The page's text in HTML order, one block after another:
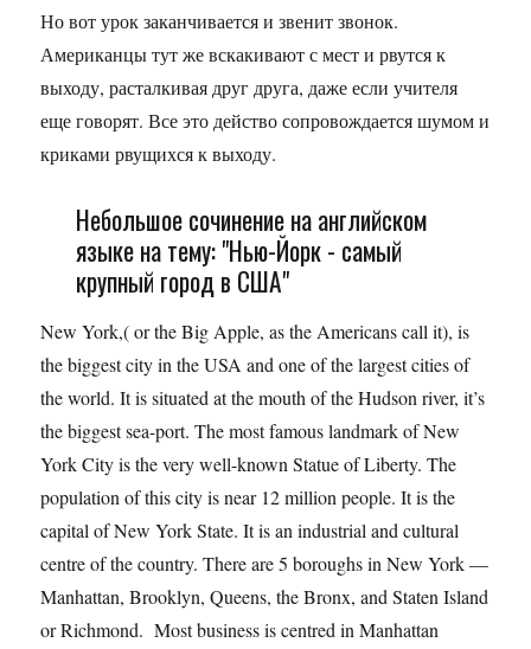
Но вот урок заканчивается и звенит звонок.
Американцы тут же вскакивают с мест и рвутся к
выходу, расталкивая друг друга, даже если учителя
еще говорят. Все это действо сопровождается шумом и
криками рвущихся к выходу.
Небольшое сочинение на английском
языке на тему: "Нью-Йорк - самый
крупный город в США"
New York,( or the Big Apple, as the Americans call it), is
the biggest city in the USA and one of the largest cities of
the world. It is situated at the mouth of the Hudson river, it’s
the biggest sea-port. The most famous landmark of New
York City is the very well-known Statue of Liberty. The
population of this city is near 12 million people. It is the
capital of New York State. It is an industrial and cultural
centre of the country. There are 5 boroughs in New York —
Manhattan, Brooklyn, Queens, the Bronx, and Staten Island
or Richmond. Most business is centred in Manhattan